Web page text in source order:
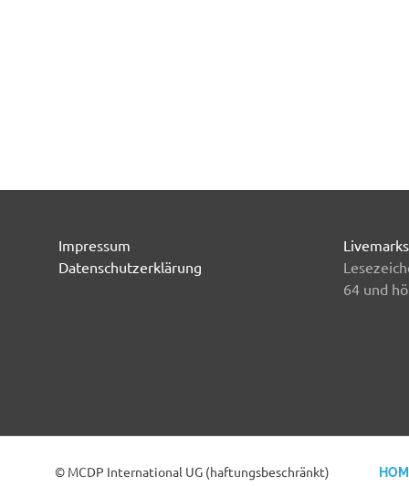
Impressum
Datenschutzerklärung
Livemarks
64 und
© MCDP International UG (haftungsbeschränkt)